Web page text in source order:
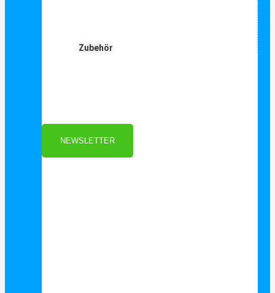
Zubehör
Als Danke schön für Ihre Anmeldung
NEWSLETTER